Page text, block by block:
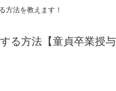
方法を教えます！
る方法【童貞卒業授与